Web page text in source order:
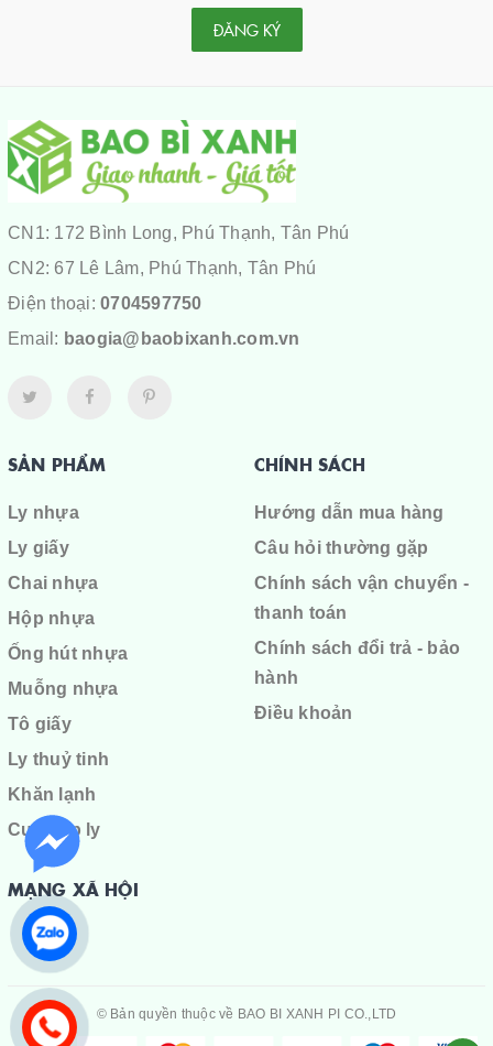
ĐĂNG KÝ
CN1: 172 Bình Long, Phú Thạnh, Tân Phú
CN2: 67 Lê Lâm, Phú Thạnh, Tân Phú
Điện thoại: 0704597750
Email: baogia@baobixanh.com.vn
SẢN PHẨM
Ly nhựa
Ly giấy
Chai nhựa
Hộp nhựa
Ống hút nhựa
Muỗng nhựa
Tô giấy
Ly thuỷ tinh
Khăn lạnh
Cuộn ép ly
CHÍNH SÁCH
Hướng dẫn mua hàng
Câu hỏi thường gặp
Chính sách vận chuyển -
thanh toán
Chính sách đổi trả - bảo
hành
Điều khoản
MẠNG XÃ HỘI
© Bản quyền thuộc về BAO BI XANH PI CO.,LTD